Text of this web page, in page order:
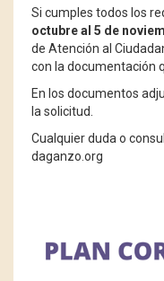
Si cumples todos los
octubre al 5 de
de Atención al
con la documentación
En los documentos
la solicitud.
Cualquier duda o
daganzo.org